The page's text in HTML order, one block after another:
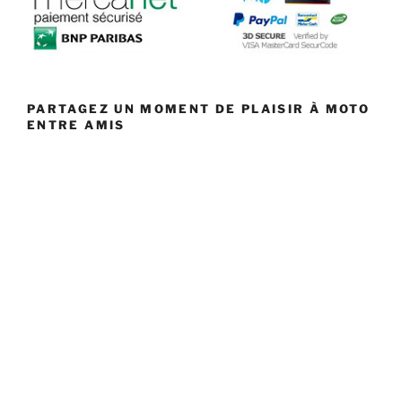
PARTAGEZ UN MOMENT DE PLAISIR À MOTO
ENTRE AMIS